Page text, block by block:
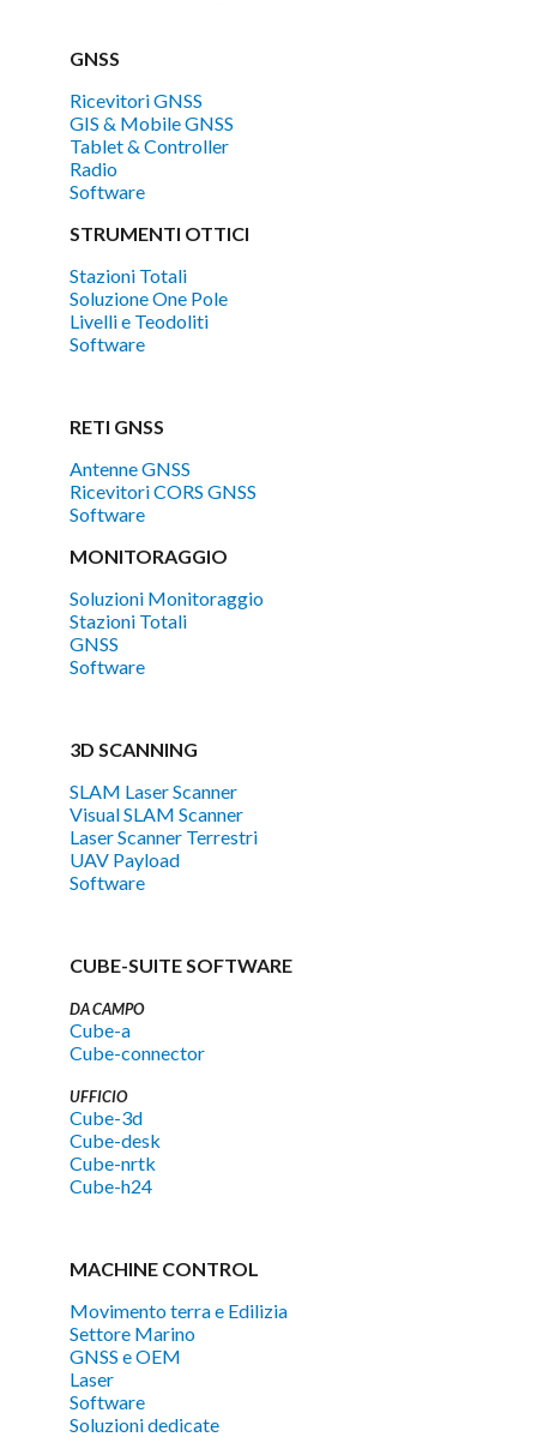
GNSS
Ricevitori GNSS
GIS & Mobile GNSS
Tablet & Controller
Radio
Software
STRUMENTI OTTICI
Stazioni Totali
Soluzione One Pole
Livelli e Teodoliti
Software
RETI GNSS
Antenne GNSS
Ricevitori CORS GNSS
Software
MONITORAGGIO
Soluzioni Monitoraggio
Stazioni Totali
GNSS
Software
3D SCANNING
SLAM Laser Scanner
Visual SLAM Scanner
Laser Scanner Terrestri
UAV Payload
Software
CUBE-SUITE SOFTWARE
DA CAMPO
Cube-a
Cube-connector
UFFICIO
Cube-3d
Cube-desk
Cube-nrtk
Cube-h24
MACHINE CONTROL
Movimento terra e Edilizia
Settore Marino
GNSS e OEM
Laser
Software
Soluzioni dedicate